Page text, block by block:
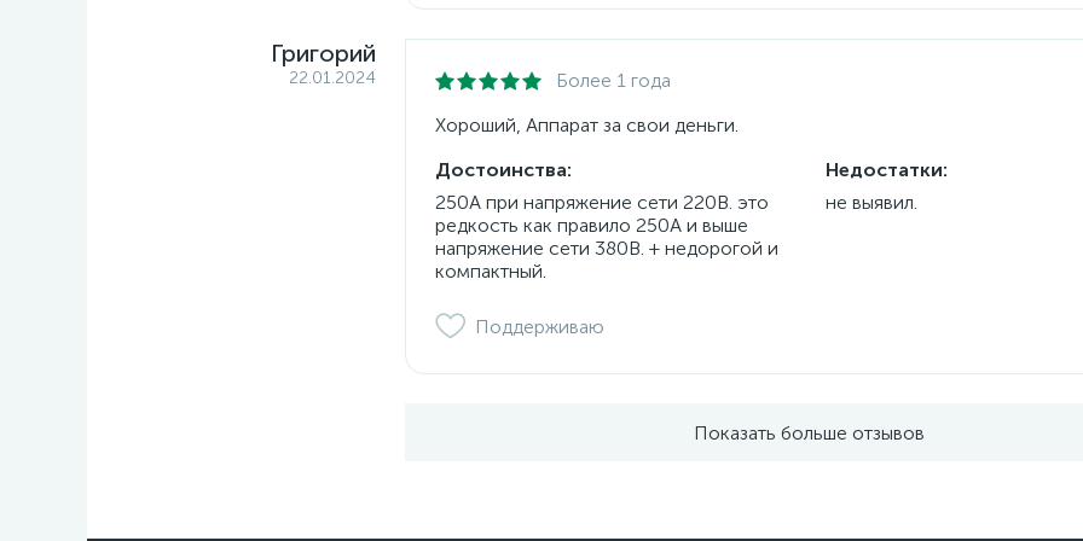
Григорий
22.01.2024
Более 1 года
Хороший, Аппарат за свои деньги.
Достоинства:
250А при напряжение сети 220В. это
редкость как правило 250А и выше
напряжение сети 380В. + недорогой и
компактный.
Недостатки:
не выявил.
Поддерживаю
Показать больше отзывов